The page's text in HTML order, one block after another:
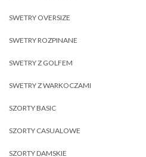
SWETRY OVERSIZE
SWETRY ROZPINANE
SWETRY Z GOLFEM
SWETRY Z WARKOCZAMI
SZORTY BASIC
SZORTY CASUALOWE
SZORTY DAMSKIE